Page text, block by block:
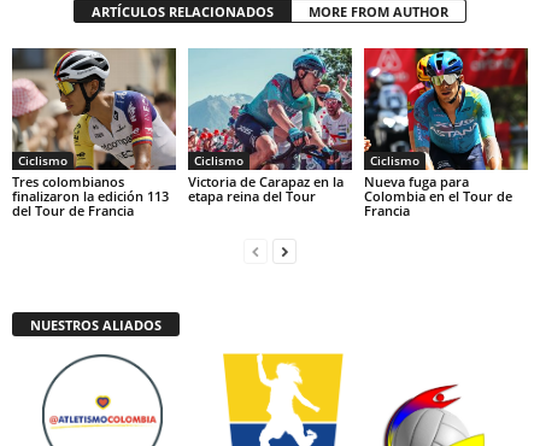
ARTÍCULOS RELACIONADOS MORE FROM AUTHOR
Ciclismo
Tres colombianos
finalizaron la edición 113
del Tour de Francia
Ciclismo
Victoria de Carapaz en la
etapa reina del Tour
Ciclismo
Nueva fuga para
Colombia en el Tour de
Francia
NUESTROS ALIADOS